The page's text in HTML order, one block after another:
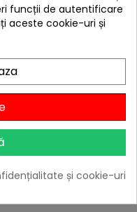
cm Landmann 13710
Coș
ACEEASI
funcții de autentificare
aceste cookie-uri și
și cookie-uri